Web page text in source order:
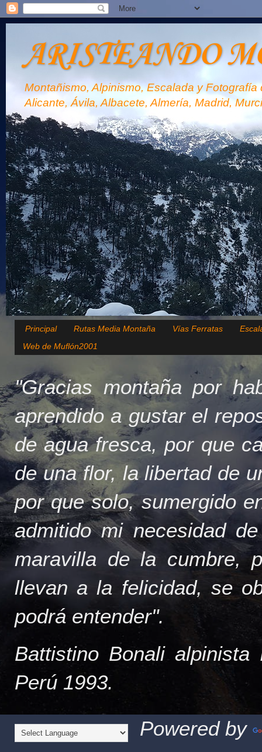
ARISTEANDO
Montañismo, Alpinismo, Escalada y
Alicante, Ávila, Albacete, Almería, Madrid,
Principal Rutas Media Montaña Vías Ferratas
Web de Muflón2001
"Gracias montaña por
aprendido a gustar el
de agua fresca, por que
de una flor, la libertad de
por que solo, sumergido
admitido mi necesidad
maravilla de la cumbre,
llevan a la felicidad, se
podrá entender".
Battistino Bonali
Perú 1993.
Powered by